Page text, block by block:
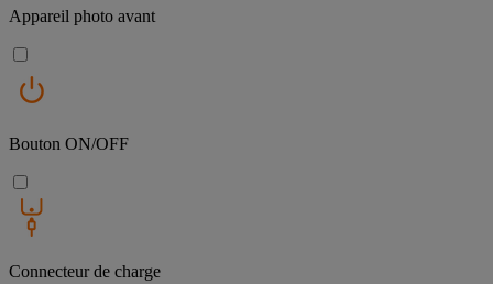
Appareil photo avant
Bouton ON/OFF
Connecteur de charge